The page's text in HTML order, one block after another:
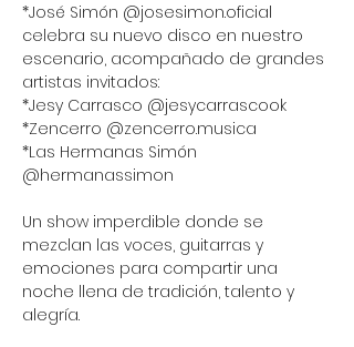
*José Simón @josesimon.oficial
celebra su nuevo disco en nuestro
escenario, acompañado de grandes
artistas invitados:
*Jesy Carrasco @jesycarrascook
*Zencerro @zencerro.musica
*Las Hermanas Simón
@hermanassimon
Un show imperdible donde se
mezclan las voces, guitarras y
emociones para compartir una
noche llena de tradición, talento y
alegría.